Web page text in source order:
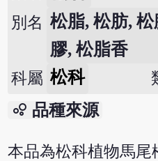
別名 松脂, 松肪,
膠, 松脂香
科屬 松科
bubble_chart 品種來源
本品為松科植物馬尾